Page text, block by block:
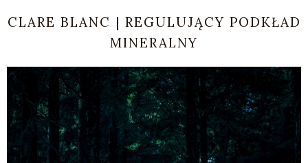
CLARE BLANC | REGULUJĄCY PODKŁAD
MINERALNY